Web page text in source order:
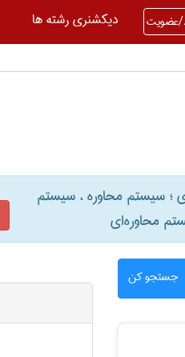
عضویت دیکشنری رشته ها
؛ سیستم محاوره ، سیستم
محاوره‌ای
جستجو کن